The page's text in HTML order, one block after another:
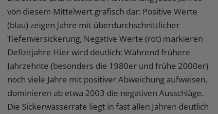
von diesem Mittelwert grafisch dar: Positive Werte
(blau) zeigen Jahre mit überdurchschnittlicher
Tiefenversickerung, Negative Werte (rot) markieren
Defizitjahre Hier wird deutlich: Während frühere
Jahrzehnte (besonders die 1980er und frühe 2000er)
noch viele Jahre mit positiver Abweichung aufweisen,
dominieren ab etwa 2003 die negativen Ausschläge.
Die Sickerwasserrate liegt in fast allen Jahren deutlich